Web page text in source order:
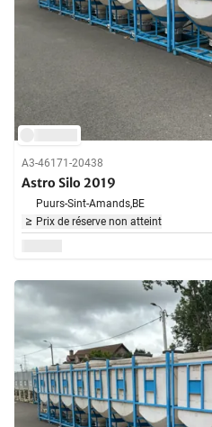
A3-46171-20438
Astro Silo 2019
Puurs-Sint-Amands,BE
Prix de réserve non atteint